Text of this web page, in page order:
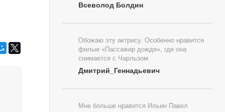
Всеволод Болдин
Обожаю эту актрису. Особенно нравится
фильм «Пассажир дождя», где она
снимается с Чарльзом
Дмитрий_Геннадьевич
Мне больше нравится Ильин Павел